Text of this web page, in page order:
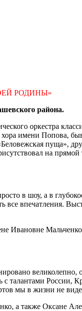
РОДИНЫ»
района.
оркестра
имени Попова,
пуща»,
на
в шоу, а в
впечатления.
Ивановне
России,
мы в жизни не
а также Оксане